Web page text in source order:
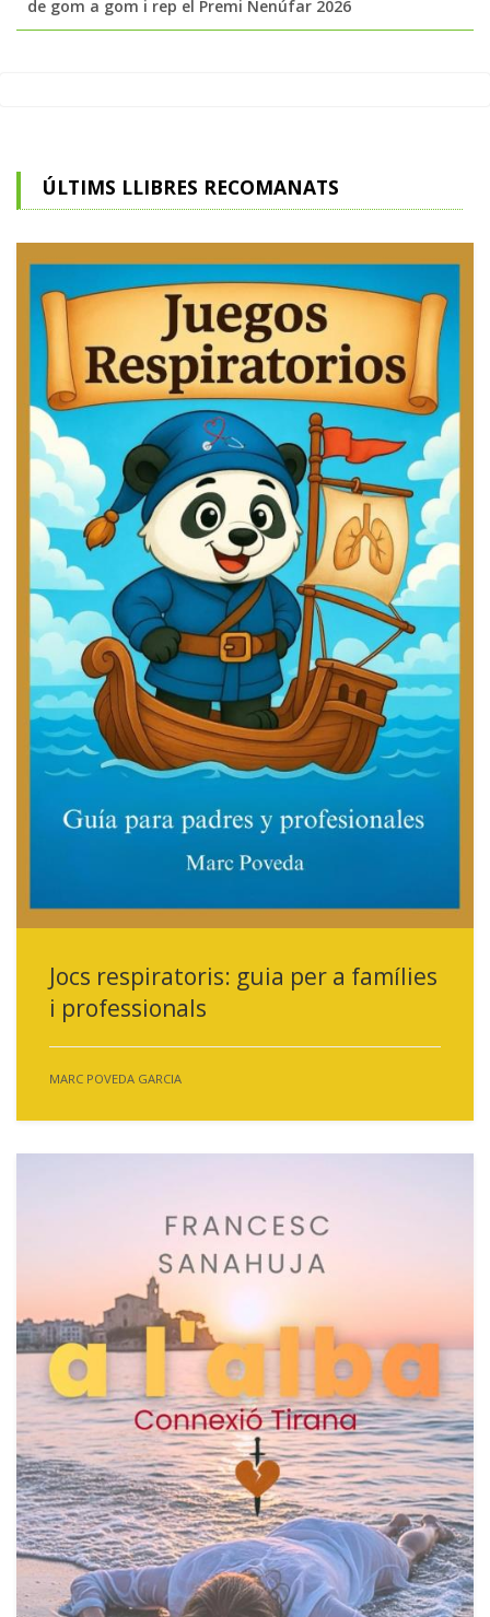
de gom a gom i rep el Premi Nenúfar 2026
ÚLTIMS LLIBRES RECOMANATS
Jocs respiratoris: guia per a famílies
i professionals
MARC POVEDA GARCIA